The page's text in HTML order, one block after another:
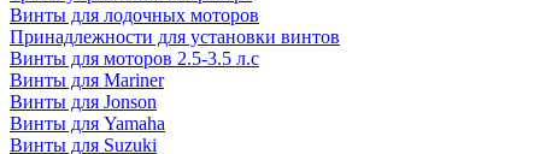
Винты для лодочных моторов
Принадлежности для установки винтов
Винты для моторов 2.5-3.5 л.с
Винты для Mariner
Винты для Jonson
Винты для Yamaha
Винты для Suzuki